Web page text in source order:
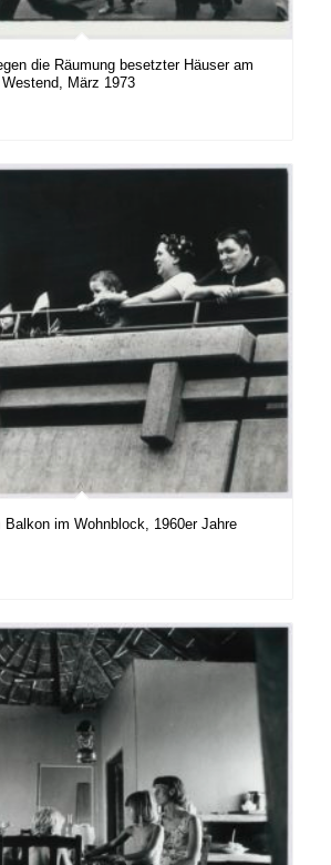
die Räumung besetzter Häuser am
März 1973
Balkon im Wohnblock, 1960er Jahre